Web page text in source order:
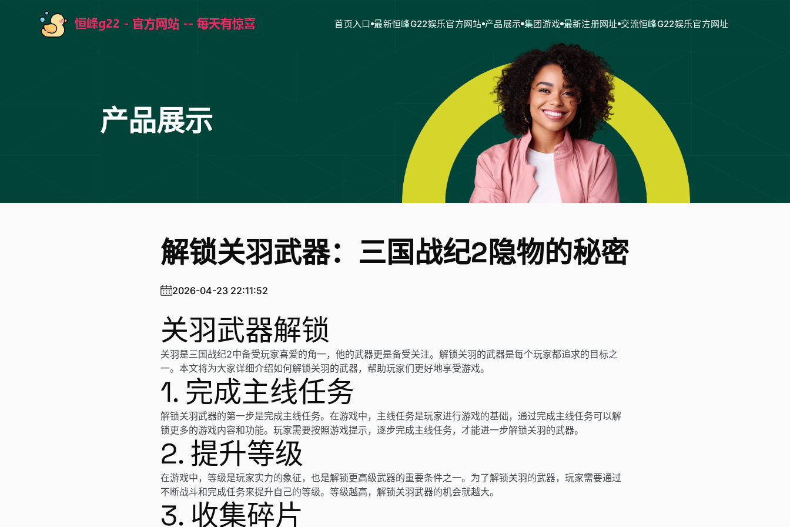
首页入口 最新恒峰G22娱乐官方网站 产品展示 集团游戏 最新注册网址 交流恒峰G22娱乐官方网址
产品展示
解锁关羽武器：三国战纪2隐物的秘密
2026-04-23 22:11:52
关羽武器解锁
关羽是三国战纪2中备受玩家喜爱的角一，他的武器更是备受关注。解锁关羽的武器是每个玩家都追求的目标之
一。本文将为大家详细介绍如何解锁关羽的武器，帮助玩家们更好地享受游戏。
1. 完成主线任务
解锁关羽武器的第一步是完成主线任务。在游戏中，主线任务是玩家进行游戏的基础，通过完成主线任务可以解
锁更多的游戏内容和功能。玩家需要按照游戏提示，逐步完成主线任务，才能进一步解锁关羽的武器。
2. 提升等级
在游戏中，等级是玩家实力的象征，也是解锁更高级武器的重要条件之一。为了解锁关羽的武器，玩家需要通过
不断战斗和完成任务来提升自己的等级。等级越高，解锁关羽武器的机会就越大。
3. 收集碎片